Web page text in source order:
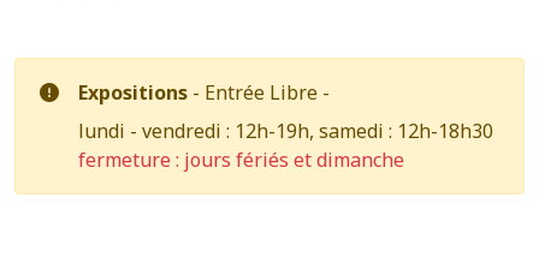
Expositions - Entrée Libre -
lundi - vendredi : 12h-19h, samedi : 12h-18h30
fermeture : jours fériés et dimanche